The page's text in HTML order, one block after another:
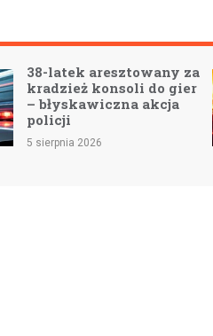
38-latek aresztowany za
kradzież konsoli do gier
– błyskawiczna akcja
policji
5 sierpnia 2026